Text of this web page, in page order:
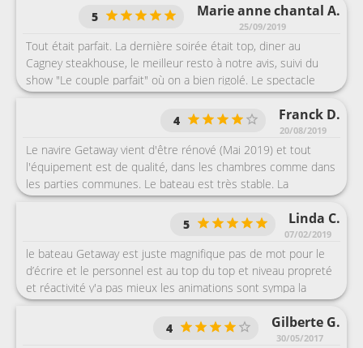
Marie anne chantal A.
25/09/2019
5
Tout était parfait. La dernière soirée était top, diner au
Cagney steakhouse, le meilleur resto à notre avis, suivi du
show "Le couple parfait" où on a bien rigolé. Le spectacle
Magie & Comédie a clôturé cette mémorable soirée.
Franck D.
20/08/2019
4
Le navire Getaway vient d'être rénové (Mai 2019) et tout
l'équipement est de qualité, dans les chambres comme dans
les parties communes. Le bateau est très stable. La
restauration est très bien et les restaurants de spécialité
sont de qualité. Nos préférés ont été l'Ocean Blue et le
Tapanniaki. Privilégier les cabines situées entre les ponts 10
et 12, les activités du bateaux se situant principalement au
Pont 15 et entre Pont 6 et 8
Linda C.
07/02/2019
5
le bateau Getaway est juste magnifique pas de mot pour le
d’écrire et le personnel est au top du top et niveau propreté
et réactivité y'a pas mieux les animations sont sympa la
restauration au top et l’équipage au top
Gilberte G.
30/05/2017
4